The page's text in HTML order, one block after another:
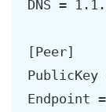
DNS =
[Peer]
PublicKey
Endpoint =